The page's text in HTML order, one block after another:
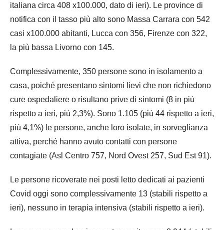
italiana circa 408 x100.000, dato di ieri). Le province di
notifica con il tasso più alto sono Massa Carrara con 542
casi x100.000 abitanti, Lucca con 356, Firenze con 322,
la più bassa Livorno con 145.
Complessivamente, 350 persone sono in isolamento a
casa, poiché presentano sintomi lievi che non richiedono
cure ospedaliere o risultano prive di sintomi (8 in più
rispetto a ieri, più 2,3%). Sono 1.105 (più 44 rispetto a ieri,
più 4,1%) le persone, anche loro isolate, in sorveglianza
attiva, perché hanno avuto contatti con persone
contagiate (Asl Centro 757, Nord Ovest 257, Sud Est 91).
Le persone ricoverate nei posti letto dedicati ai pazienti
Covid oggi sono complessivamente 13 (stabili rispetto a
ieri), nessuno in terapia intensiva (stabili rispetto a ieri).